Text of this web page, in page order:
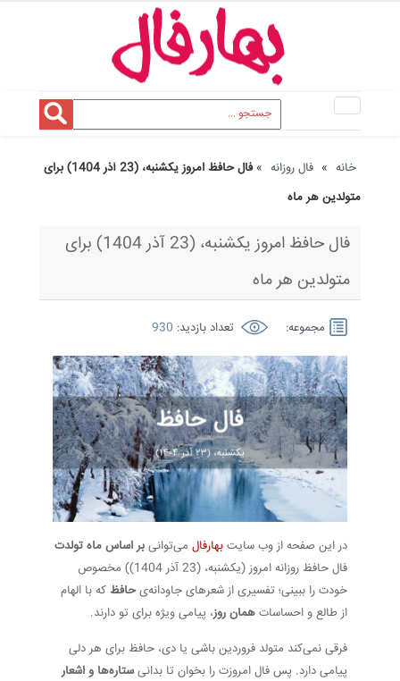
Toggle
navigation
خانه » فال روزانه »
فال حافظ امروز یکشنبه، (23 آذر 1404) برای
متولدین هر ماه
فال حافظ امروز یکشنبه، (23 آذر 1404) برای
متولدین هر ماه
مجموعه: تعداد بازدید: 930
در این صفحه از وب سایت بهارفال می‌توانی بر اساس ماه تولدت
فال حافظ روزانه امروز (یکشنبه، (23 آذر 1404)) مخصوص
خودت را ببینی؛ تفسیری از شعرهای جاودانه‌یحافظ که با الهام
از طالع و احساسات همان روز، پیامی ویژه برای تو دارند.
فرقی نمی‌کند متولد فروردین باشی یا دی، حافظ برای هر دلی
پیامی دارد. پس فال امروزت را بخوان تا بدانیستاره‌ها و اشعار